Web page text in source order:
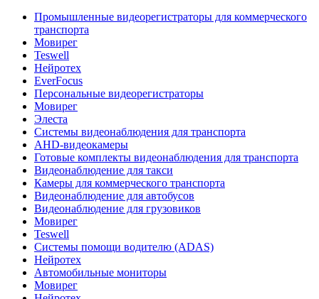
Промышленные видеорегистраторы для коммерческого
транспорта
Мовирег
Teswell
Нейротех
EverFocus
Персональные видеорегистраторы
Мовирег
Элеста
Системы видеонаблюдения для транспорта
AHD-видеокамеры
Готовые комплекты видеонаблюдения для транспорта
Видеонаблюдение для такси
Камеры для коммерческого транспорта
Видеонаблюдение для автобусов
Видеонаблюдение для грузовиков
Мовирег
Teswell
Системы помощи водителю (ADAS)
Нейротех
Автомобильные мониторы
Мовирег